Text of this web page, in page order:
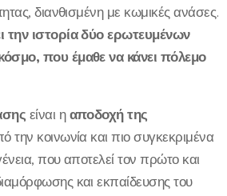
διανθισμένη με κωμικές ανάσες.
την ιστορία δύο ερωτευμένων
που έμαθε να κάνει πόλεμο
είναι ηαποδοχή της
την κοινωνία και πιο συγκεκριμένα
που αποτελεί τον πρώτο και
και εκπαίδευσης του